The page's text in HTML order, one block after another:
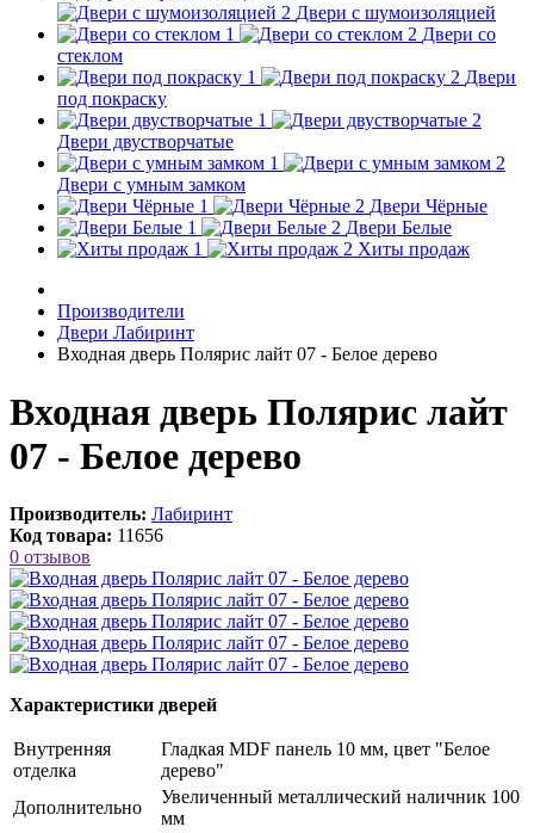
Двери с шумоизоляцией
Двери со
стеклом
Двери
под покраску
Двери двустворчатые
Двери с умным замком
Двери Чёрные
Двери Белые
Хиты продаж
Производители
Двери Лабиринт
Входная дверь Полярис лайт 07 - Белое дерево
Входная дверь Полярис лайт
07 - Белое дерево
Производитель: Лабиринт
Код товара: 11656
0 отзывов
Характеристики дверей
Внутренняя
отделка
Гладкая MDF панель 10 мм, цвет "Белое
дерево"
Дополнительно
Увеличенный металлический наличник 100
мм